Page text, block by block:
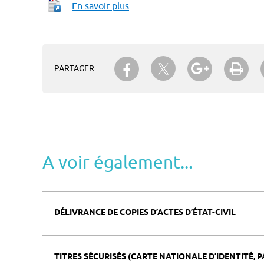
En savoir plus
PARTAGER
Partager sur Facebook
Partager sur Twitter
Partager
A voir également...
DÉLIVRANCE DE COPIES D’ACTES D’ÉTAT-CIVIL
TITRES SÉCURISÉS (CARTE NATIONALE D’IDENTITÉ,